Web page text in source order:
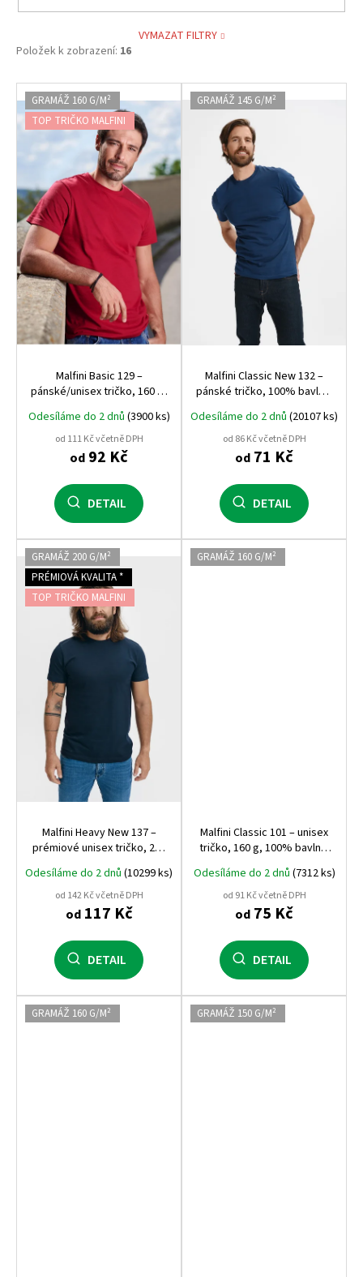
VYMAZAT FILTRY
Položek k zobrazení: 16
V
ý
p
p
r
o
d
u
k
t
ů
GRAMÁŽ 160 G/M²
TOP TRIČKO MALFINI
Malfini Basic 129 –
pánské/unisex tričko, 160 g,
úprava
Odesíláme do 2 dnů (3900 ks)
od 111 Kč včetně DPH
od 92 Kč
DETAIL
GRAMÁŽ 145 G/M²
Malfini Classic New 132 –
pánské tričko, 100% bavlna,
pro potisk i firemní textil
Odesíláme do 2 dnů (20107 ks)
od 86 Kč včetně DPH
od 71 Kč
DETAIL
GRAMÁŽ 200 G/M²
PRÉMIOVÁ KVALITA *
TOP TRIČKO MALFINI
Malfini Heavy New 137 –
prémiové unisex tričko, 200
gramáž a kvalita Malfini
Odesíláme do 2 dnů (10299 ks)
od 142 Kč včetně DPH
od117 Kč
DETAIL
GRAMÁŽ 160 G/M²
Malfini Classic 101 – unisex
tričko, 160 g, 100% bavlna,
potisk i výšivku
Odesíláme do 2 dnů (7312 ks)
od 91 Kč včetně DPH
od 75 Kč
DETAIL
GRAMÁŽ 160 G/M² GRAMÁŽ 150 G/M²